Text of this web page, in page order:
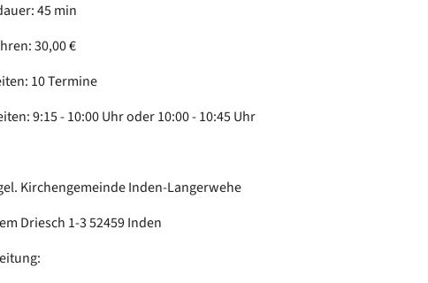
45 min
30,00 €
10 Termine
9:15 - 10:00 Uhr oder 10:00 - 10:45 Uhr
Kirchengemeinde Inden-Langerwehe
Driesch 1-3 52459 Inden